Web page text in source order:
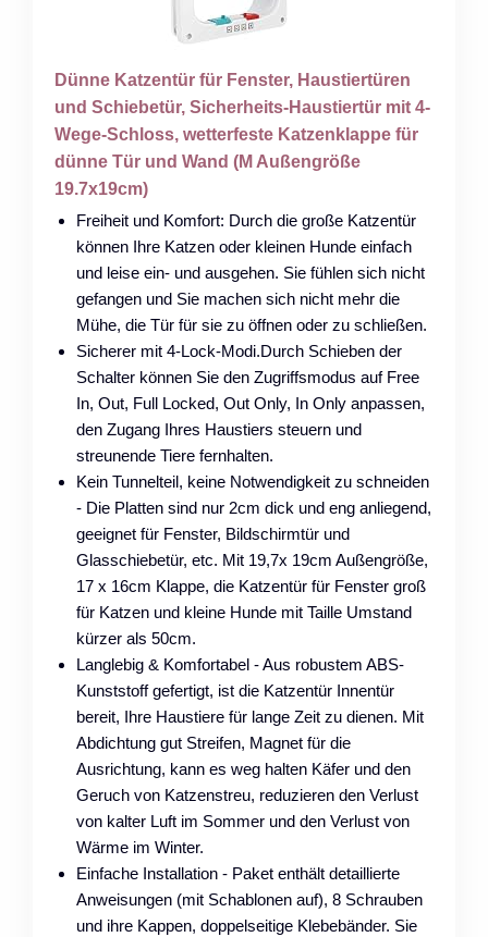
Dünne Katzentür für Fenster, Haustiertüren
und Schiebetür, Sicherheits-Haustiertür mit 4-
Wege-Schloss, wetterfeste Katzenklappe für
dünne Tür und Wand (M Außengröße
19.7x19cm)
Freiheit und Komfort: Durch die große Katzentür
können Ihre Katzen oder kleinen Hunde einfach
und leise ein- und ausgehen. Sie fühlen sich nicht
gefangen und Sie machen sich nicht mehr die
Mühe, die Tür für sie zu öffnen oder zu schließen.
Sicherer mit 4-Lock-Modi.Durch Schieben der
Schalter können Sie den Zugriffsmodus auf Free
In, Out, Full Locked, Out Only, In Only anpassen,
den Zugang Ihres Haustiers steuern und
streunende Tiere fernhalten.
Kein Tunnelteil, keine Notwendigkeit zu schneiden
- Die Platten sind nur 2cm dick und eng anliegend,
geeignet für Fenster, Bildschirmtür und
Glasschiebetür, etc. Mit 19,7x 19cm Außengröße,
17 x 16cm Klappe, die Katzentür für Fenster groß
für Katzen und kleine Hunde mit Taille Umstand
kürzer als 50cm.
Langlebig & Komfortabel - Aus robustem ABS-
Kunststoff gefertigt, ist die Katzentür Innentür
bereit, Ihre Haustiere für lange Zeit zu dienen. Mit
Abdichtung gut Streifen, Magnet für die
Ausrichtung, kann es weg halten Käfer und den
Geruch von Katzenstreu, reduzieren den Verlust
von kalter Luft im Sommer und den Verlust von
Wärme im Winter.
Einfache Installation - Paket enthält detaillierte
Anweisungen (mit Schablonen auf), 8 Schrauben
und ihre Kappen, doppelseitige Klebebänder. Sie